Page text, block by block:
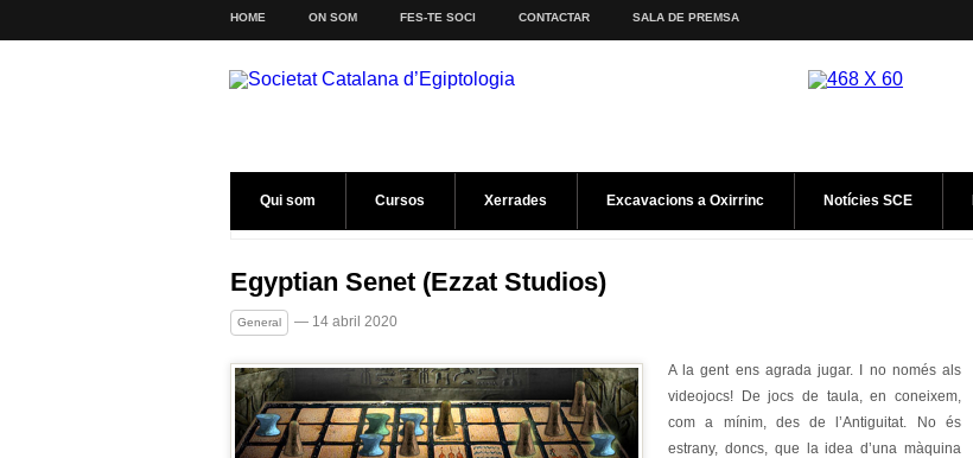
HOME ON SOM FES-TE SOCI CONTACTAR SALA DE PREMSA
Qui som Cursos Xerrades Excavacions a Oxirrinc Notícies SCE
Egyptian Senet (Ezzat Studios)
General — 14 abril 2020
A la gent ens agrada jugar. I no només als
videojocs! De jocs de taula, en coneixem,
com a mínim, des de l’Antiguitat. No és
estrany, doncs, que la idea d’una màquina